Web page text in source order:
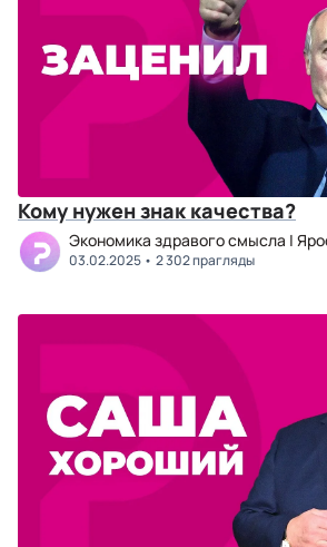
Кому нужен знак качества?
Экономика здравого смысла |
03.02.2025 2 302 прагляды